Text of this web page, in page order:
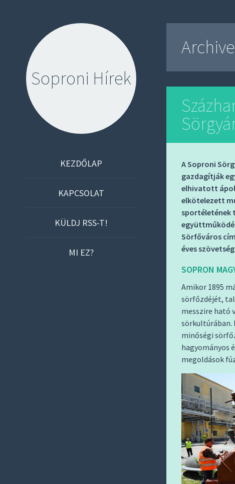
Soproni Hírek
KEZDŐLAP
KAPCSOLAT
KÜLDJ RSS-T!
MI EZ?
A Soproni
gazdagítják
elhivatott
elkötelezett
sportéletének
Sörfőváros
éves
SOPRON
Amikor 1895
sörfőzdéjét,
messzire ható
sörkultúrában.
minőségi
hagyományos
megoldások